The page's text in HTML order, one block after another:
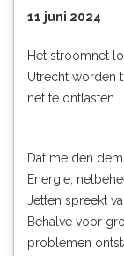
11 juni 2024
Het stroomnet
Utrecht worden
net te ontlasten.
Dat melden
Energie,
Jetten spreekt
Behalve voor
problemen